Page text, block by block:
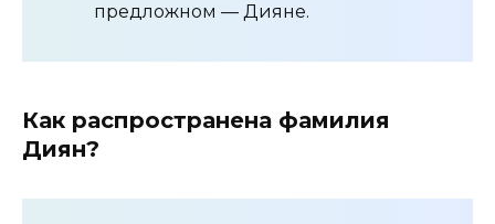
предложном — Дияне.
Как распространена фамилия
Диян?